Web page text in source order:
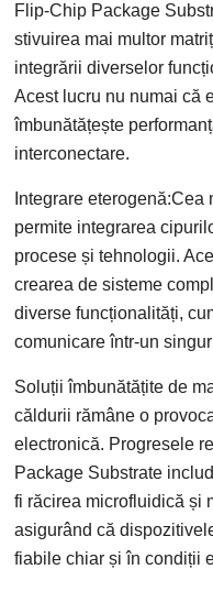
Flip-Chip Package
stivuirea mai multor
integrării diverselor
Acest lucru nu numai că
îmbunătățește
interconectare.
Integrare
permite integrarea
procese și tehnologii.
crearea de sisteme
diverse funcționalități,
comunicare într-un
Soluții îmbunătățite de
căldurii rămâne o
electronică. Progresele
Package Substrate
fi răcirea microfluidică și
asigurând că
fiabile chiar și în condiții